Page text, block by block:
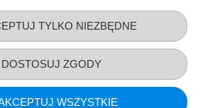
TYLKO NIEZBĘDNE
DOSTOSUJ ZGODY
WSZYSTKIE